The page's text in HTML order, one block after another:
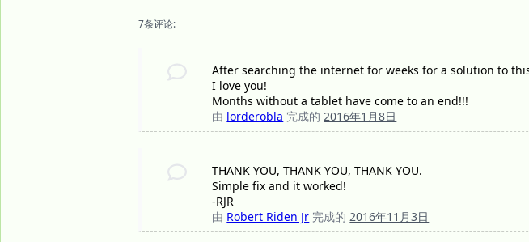
7条评论:
After searching the internet for weeks for a solution to
I love you!
Months without a tablet have come to an end!!!
由 lorderobla 完成的2016年1月8日
THANK YOU, THANK YOU, THANK YOU.
Simple fix and it worked!
-RJR
由 Robert Riden Jr 完成的2016年11月3日